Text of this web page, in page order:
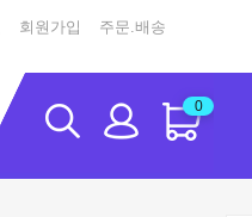
회원가입 주문.배송
0